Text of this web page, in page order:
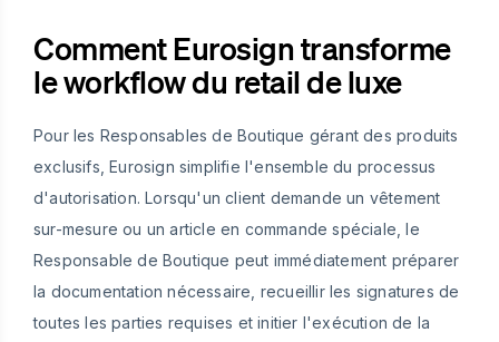
Comment Eurosign transforme
le workflow du retail de luxe
Pour les Responsables de Boutique gérant des produits
exclusifs, Eurosign simplifie l'ensemble du processus
d'autorisation. Lorsqu'un client demande un vêtement
sur-mesure ou un article en commande spéciale, le
Responsable de Boutique peut immédiatement préparer
la documentation nécessaire, recueillir les signatures de
toutes les parties requises et initier l'exécution de la